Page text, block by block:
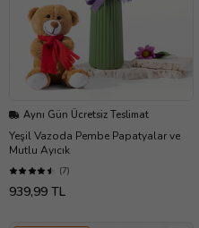
Aynı Gün Ücretsiz Teslimat
Yeşil Vazoda Pembe Papatyalar ve
Mutlu Ayıcık
(7)
939,99 TL